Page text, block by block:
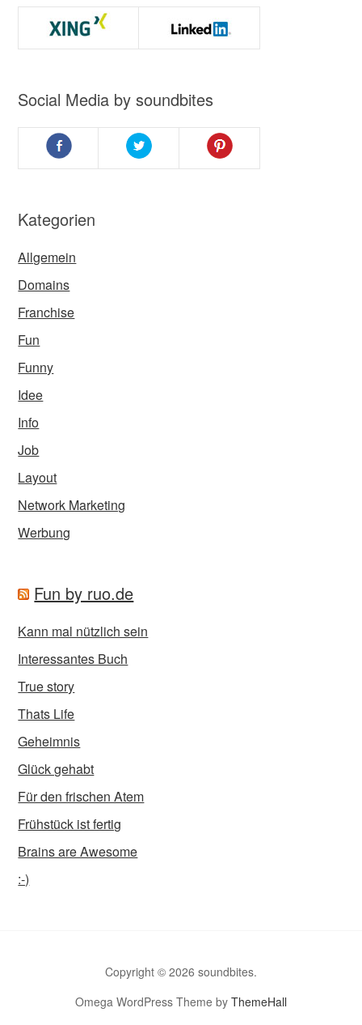
Social Media by soundbites
Kategorien
Allgemein
Domains
Franchise
Fun
Funny
Idee
Info
Job
Layout
Network Marketing
Werbung
Fun by ruo.de
Kann mal nützlich sein
Interessantes Buch
True story
Thats Life
Geheimnis
Glück gehabt
Für den frischen Atem
Frühstück ist fertig
Brains are Awesome
:-)
Copyright © 2026 soundbites.
Omega WordPress Theme by ThemeHall